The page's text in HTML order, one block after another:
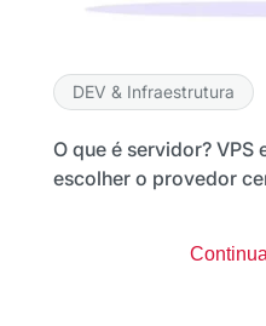
DEV & Infraestrutura
O que é servidor? VPS
escolher o provedor